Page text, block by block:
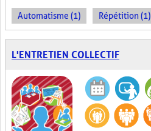
Automatisme (1) Répétition (1)
L'ENTRETIEN COLLECTIF